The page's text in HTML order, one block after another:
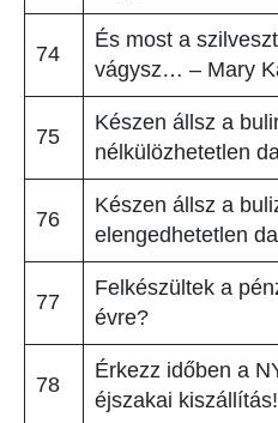
74
És most a
vágysz… – Mary
75
Készen állsz a
nélkülözhetetlen
76
Készen állsz a
elengedhetetlen
77
Felkészültek a
évre?
78
Érkezz időben a
éjszakai kiszállítás!